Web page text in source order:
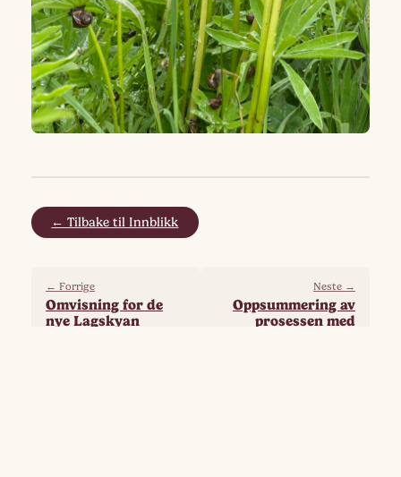
← Tilbake til Innblikk
← Forrige
Omvisning for de
nye Lagskyan
Neste →
Oppsummering av
prosessen med